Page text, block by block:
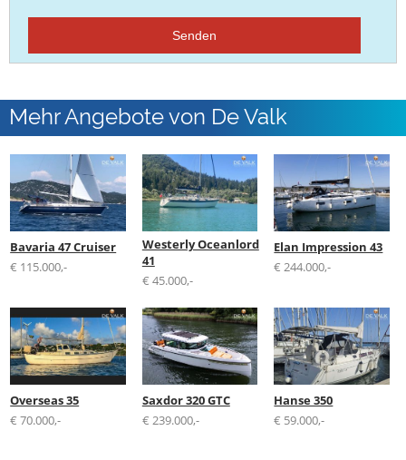
Senden
Mehr Angebote von De Valk
International B.V.
Bavaria 47 Cruiser
€ 115.000,-
Westerly Oceanlord
41
€ 45.000,-
Elan Impression 43
€ 244.000,-
Overseas 35
€ 70.000,-
Saxdor 320 GTC
€ 239.000,-
Hanse 350
€ 59.000,-